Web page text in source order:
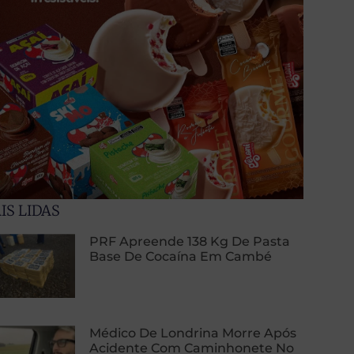
LIDAS
PRF Apreende 138 Kg De Pasta
Base De Cocaína Em Cambé
Médico De Londrina Morre Após
Acidente Com Caminhonete No